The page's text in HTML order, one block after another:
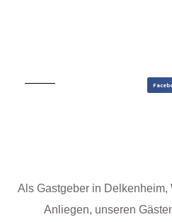
Als Gastgeber in Delkenheim,
Anliegen, unseren